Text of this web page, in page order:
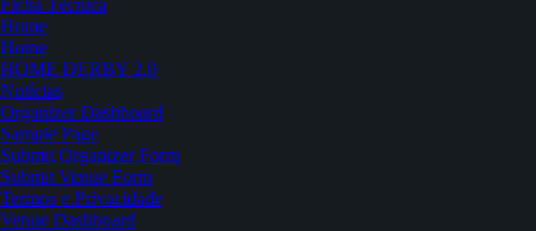
Ficha Técnica
Home
Home
HOME DERBY 2.0
Notícias
Organizer Dashboard
Sample Page
Submit Organizer Form
Submit Venue Form
Termos e Privacidade
Venue Dashboard